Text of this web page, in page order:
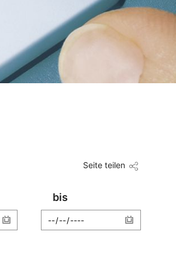
Seite teilen
bis